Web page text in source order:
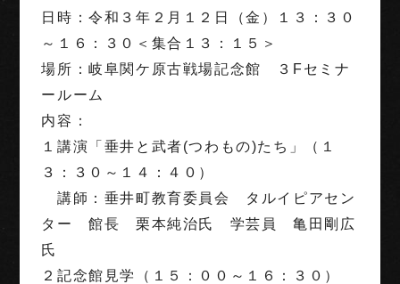
日時：令和３年２月１２日（金）１３：３０
～１６：３０＜集合１３：１５＞
場所：岐阜関ケ原古戦場記念館 ３Fセミナ
ールーム
内容：
１講演「垂井と武者(つわもの)たち」（１
３：３０～１４：４０）
講師：垂井町教育委員会 タルイピアセン
ター 館長 栗本純治氏 学芸員 亀田剛広
氏
２記念館見学（１５：００～１６：３０）